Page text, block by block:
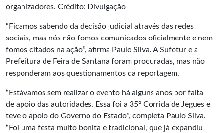
organizadores. Crédito: Divulgação
“Ficamos sabendo da decisão judicial através das redes
sociais, mas nós não fomos comunicados oficialmente e nem
fomos citados na ação”, afirma Paulo Silva. A Sufotur e a
Prefeitura de Feira de Santana foram procuradas, mas não
responderam aos questionamentos da reportagem.
“Estávamos sem realizar o evento há alguns anos por falta
de apoio das autoridades. Essa foi a 35º Corrida de Jegues e
teve o apoio do Governo do Estado”, completa Paulo Silva.
“Foi uma festa muito bonita e tradicional, que já expandiu